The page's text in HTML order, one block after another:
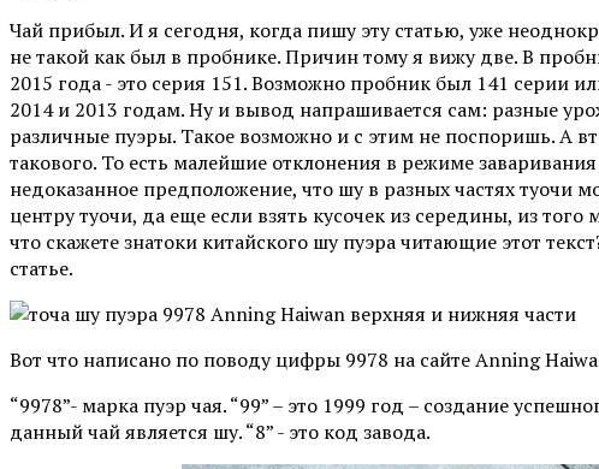
Чай прибыл. И я сегодня, когда пишу эту статью, уже
не такой как был в пробнике. Причин тому я вижу две. В
2015 года - это серия 151. Возможно пробник был 141 серии
2014 и 2013 годам. Ну и вывод напрашивается сам: разные
различные пуэры. Такое возможно и с этим не поспоришь. А
такового. То есть малейшие отклонения в режиме
недоказанное предположение, что шу в разных частях туочи
центру туочи, да еще если взять кусочек из середины, из
что скажете знатоки китайского шу пуэра читающие этот
статье.
Вот что написано по поводу цифры 9978 на сайте Anning
“9978”- марка пуэр чая. “99” – это 1999 год – создание
данный чай является шу. “8” - это код завода.